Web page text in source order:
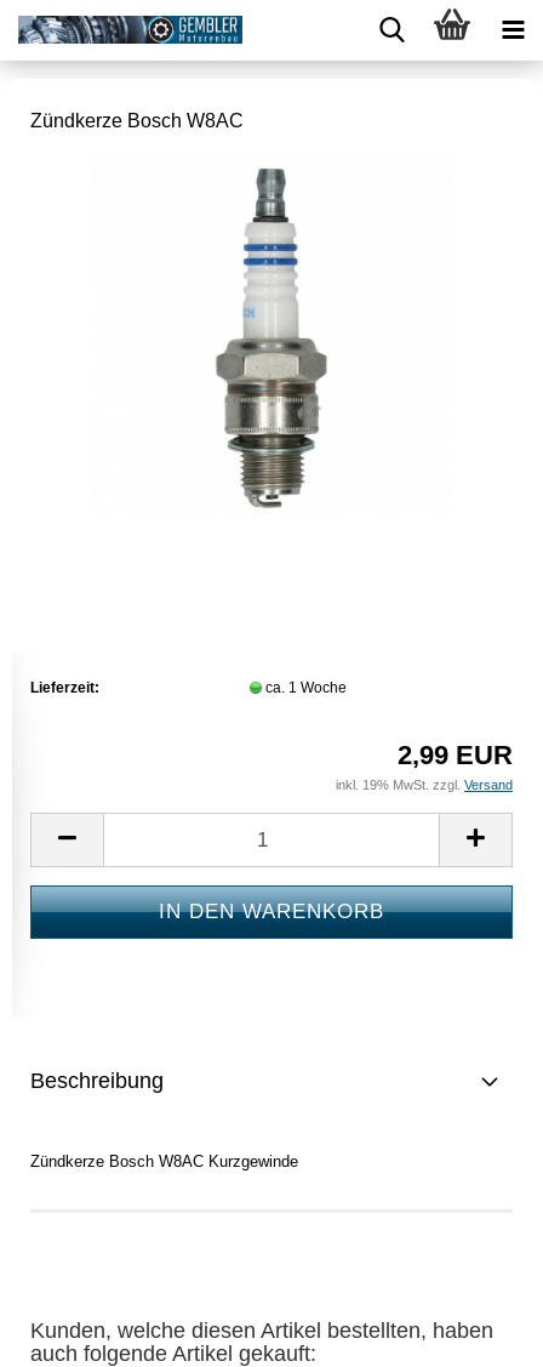
Zündkerze Bosch W8AC
Lieferzeit: ca. 1 Woche
2,99 EUR
inkl. 19% MwSt. zzgl. Versand
Beschreibung
Zündkerze Bosch W8AC Kurzgewinde
Kunden, welche diesen Artikel bestellten, haben
auch folgende Artikel gekauft: